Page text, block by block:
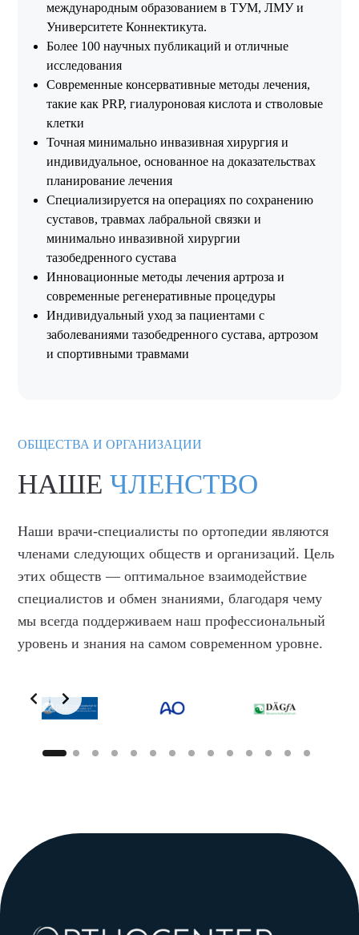
международным образованием в ТУМ, ЛМУ и
Университете Коннектикута.
Более 100 научных публикаций и отличные
исследования
Современные консервативные методы лечения,
такие как PRP, гиалуроновая кислота и стволовые
клетки
Точная минимально инвазивная хирургия и
индивидуальное, основанное на доказательствах
планирование лечения
Специализируется на операциях по сохранению
суставов, травмах лабральной связки и
минимально инвазивной хирургии
тазобедренного сустава
Инновационные методы лечения артроза и
современные регенеративные процедуры
Индивидуальный уход за пациентами с
заболеваниями тазобедренного сустава, артрозом
и спортивными травмами
ОБЩЕСТВА И ОРГАНИЗАЦИИ
НАШЕ ЧЛЕНСТВО
Наши врачи-специалисты по ортопедии являются
членами следующих обществ и организаций. Цель
этих обществ — оптимальное взаимодействие
специалистов и обмен знаниями, благодаря чему
мы всегда поддерживаем наш профессиональный
уровень и знания на самом современном уровне.